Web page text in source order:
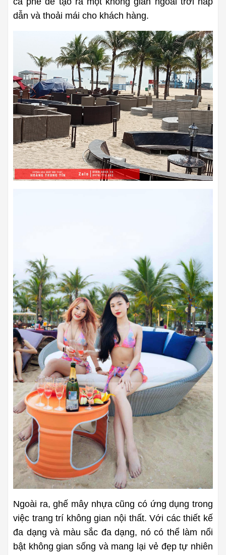
dẫn và thoải mái cho khách hàng.
Ngoài ra, ghế mây nhựa cũng có ứng dụng trong
việc trang trí không gian nội thất. Với các thiết kế
đa dạng và màu sắc đa dạng, nó có thể làm nổi
bật không gian sống và mang lại vẻ đẹp tự nhiên